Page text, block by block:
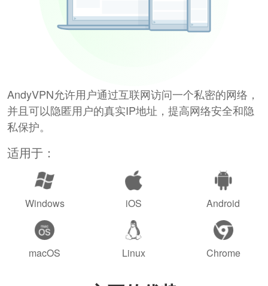
AndyVPN允许用户通过互联网访问一个私密的网络，
并且可以隐匿用户的真实IP地址，提高网络安全和隐
私保护。
适用于：
Windows iOS Android
macOS Linux Chrome